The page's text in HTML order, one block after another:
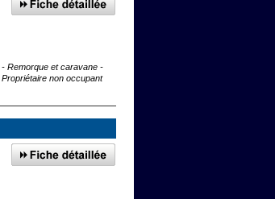
Remorque et caravane -
non occupant